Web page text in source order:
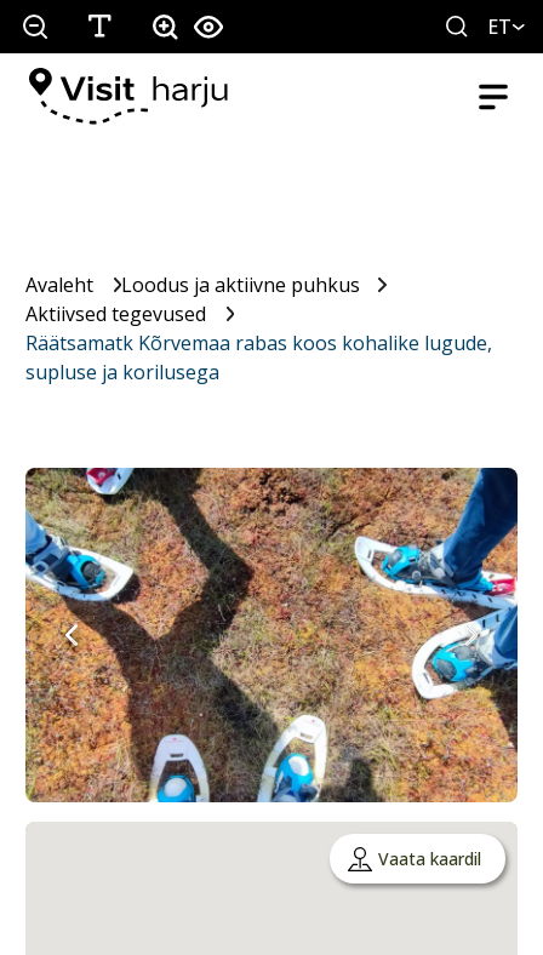
ET
Avaleht
Loodus ja aktiivne puhkus
Aktiivsed tegevused
Räätsamatk Kõrvemaa rabas koos kohalike lugude,
supluse ja korilusega
Vaata kaardil